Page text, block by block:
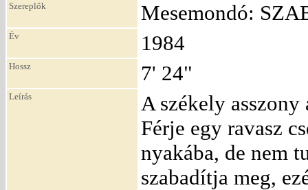
Szereplők Mesemondó:
Év 1984
Hossz 7' 24"
Leírás
A székely
Férje egy ravasz
nyakába, de nem
szabadítja meg,